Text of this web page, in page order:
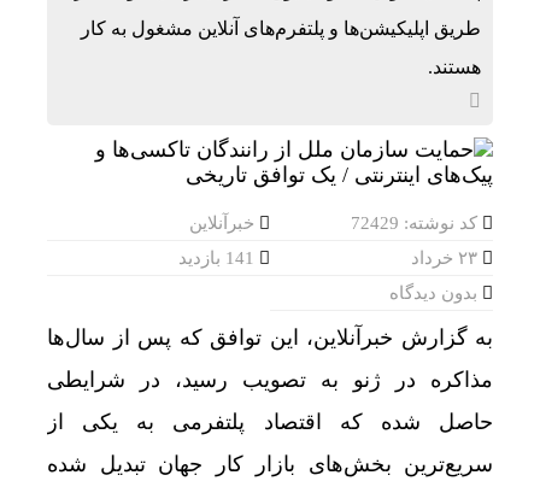
طریق اپلیکیشن‌ها و پلتفرم‌های آنلاین مشغول به کار
هستند.
کد نوشته: 72429
خبرآنلاین
بدون دیدگاه
به گزارش خبرآنلاین، این توافق که پس از سال‌ها
مذاکره در ژنو به تصویب رسید، در شرایطی
حاصل شده که اقتصاد پلتفرمی به یکی از
سریع‌ترین بخش‌های بازار کار جهان تبدیل شده